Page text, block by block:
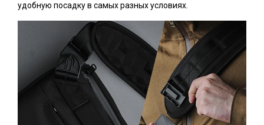
удобную посадку в самых разных условиях.